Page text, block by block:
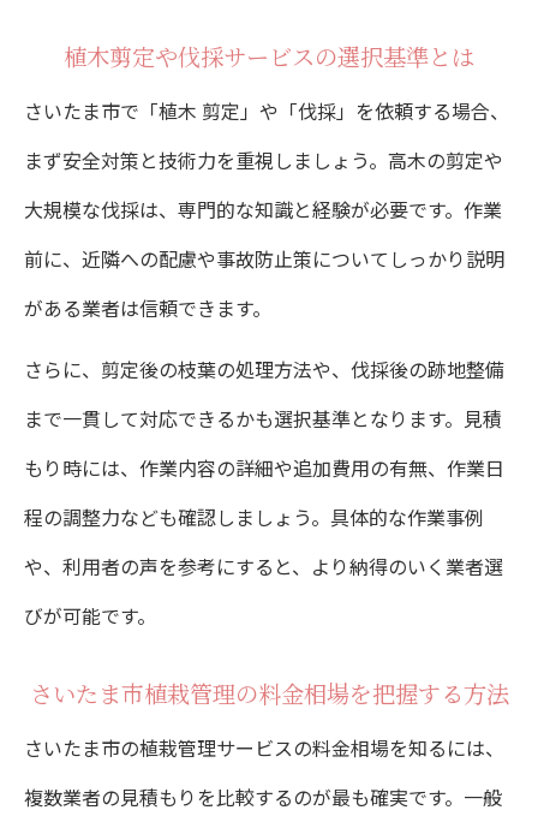
植木剪定や伐採サービスの選択基準とは
さいたま市で「植木 剪定」や「伐採」を依頼する場合、
まず安全対策と技術力を重視しましょう。高木の剪定や
大規模な伐採は、専門的な知識と経験が必要です。作業
前に、近隣への配慮や事故防止策についてしっかり説明
がある業者は信頼できます。
さらに、剪定後の枝葉の処理方法や、伐採後の跡地整備
まで一貫して対応できるかも選択基準となります。見積
もり時には、作業内容の詳細や追加費用の有無、作業日
程の調整力なども確認しましょう。具体的な作業事例
や、利用者の声を参考にすると、より納得のいく業者選
びが可能です。
さいたま市植栽管理の料金相場を把握する方法
さいたま市の植栽管理サービスの料金相場を知るには、
複数業者の見積もりを比較するのが最も確実です。一般